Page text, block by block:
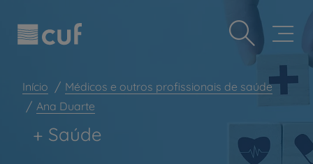
este
inclui
acessibilidade.
para
conteúdo
Prevenção e bem-estar
Grandes Áreas da Saúde
Plano +CUF
My CUF
Início
Médicos e outros profissionais de saúde
Ana Duarte
+ Saúde